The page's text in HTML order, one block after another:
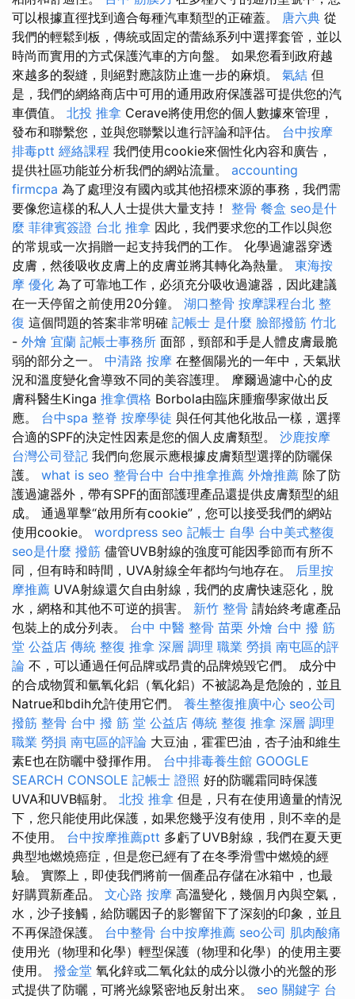
可以根據直徑找到適合每種汽車類型的正確蓋。 唐六典 從
我們的輕鬆到板，傳統或固定的蕾絲系列中選擇套管，並以
時尚而實用的方式保護汽車的方向盤。 如果您看到政府越
來越多的裂縫，則絕對應該防止進一步的麻煩。 氣結 但
是，我們的網絡商店中可用的通用政府保護器可提供您的汽
車價值。 北投 推拿 Cerave將使用您的個人數據來管理，
發布和聯繫您，並與您聯繫以進行評論和評估。 台中按摩
排毒ptt 經絡課程 我們使用cookie來個性化內容和廣告，
提供社區功能並分析我們的網站流量。 accounting
firmcpa 為了處理沒有國內或其他招標來源的事務，我們需
要像您這樣的私人人士提供大量支持！ 整骨 餐盒 seo是什
麼 菲律賓簽證 台北 推拿 因此，我們要求您的工作以與您
的常規或一次捐贈一起支持我們的工作。 化學過濾器穿透
皮膚，然後吸收皮膚上的皮膚並將其轉化為熱量。 東海按
摩 優化 為了可靠地工作，必須充分吸收過濾器，因此建議
在一天停留之前使用20分鐘。 湖口整骨 按摩課程台北 整
復 這個問題的答案非常明確 記帳士 是什麼 臉部撥筋 竹北
- 外燴 宜蘭 記帳士事務所 面部，頸部和手是人體皮膚最脆
弱的部分之一。 中清路 按摩 在整個陽光的一年中，天氣狀
況和溫度變化會導致不同的美容護理。 摩爾過濾中心的皮
膚科醫生Kinga 推拿價格 Borbola由臨床腫瘤學家做出反
應。 台中spa 整脊 按摩學徒 與任何其他化妝品一樣，選擇
合適的SPF的決定性因素是您的個人皮膚類型。 沙鹿按摩
台灣公司登記 我們向您展示應根據皮膚類型選擇的防曬保
護。 what is seo 整骨台中 台中推拿推薦 外燴推薦 除了防
護過濾器外，帶有SPF的面部護理產品還提供皮膚類型的組
成。 通過單擊“啟用所有cookie”，您可以接受我們的網站
使用cookie。 wordpress seo 記帳士 自學 台中美式整復
seo是什麼 撥筋 儘管UVB射線的強度可能因季節而有所不
同，但有時和時間，UVA射線全年都均勻地存在。 后里按
摩推薦 UVA射線還欠自由射線，我們的皮膚快速惡化，脫
水，網格和其他不可逆的損害。 新竹 整骨 請始終考慮產品
包裝上的成分列表。 台中 中醫 整骨 苗栗 外燴 台中 撥 筋
堂 公益店 傳統 整復 推拿 深層 調理 職業 勞損 南屯區的評
論 不，可以通過任何品牌或昂貴的品牌燒毀它們。 成分中
的合成物質和氫氧化鋁（氧化鋁）不被認為是危險的，並且
Natrue和bdih允許使用它們。 養生整復推廣中心 seo公司
撥筋 整骨 台中 撥 筋 堂 公益店 傳統 整復 推拿 深層 調理
職業 勞損 南屯區的評論 大豆油，霍霍巴油，杏子油和維生
素E也在防曬中發揮作用。 台中排毒養生館 GOOGLE
SEARCH CONSOLE 記帳士 證照 好的防曬霜同時保護​​
UVA和UVB輻射。 北投 推拿 但是，只有在使用適量的情況
下，您只能使用此保護，如果您幾乎沒有使用，則不幸的是
不使用。 台中按摩推薦ptt 多虧了UVB射線，我們在夏天更
典型地燃燒癌症，但是您已經有了在冬季滑雪中燃燒的經
驗。 實際上，即使我們將前一個產品存儲在冰箱中，也最
好購買新產品。 文心路 按摩 高溫變化，幾個月內與空氣，
水，沙子接觸，給防曬因子的影響留下了深刻的印象，並且
不再保證保護。 台中整骨 台中按摩推薦 seo公司 肌肉酸痛
使用光（物理和化學）輕型保護（物理和化學）的使用主要
使用。 撥金堂 氧化鋅或二氧化鈦的成分以微小的光盤的形
式提供了防曬，可將光線緊密地反射出來。 seo 關鍵字 台